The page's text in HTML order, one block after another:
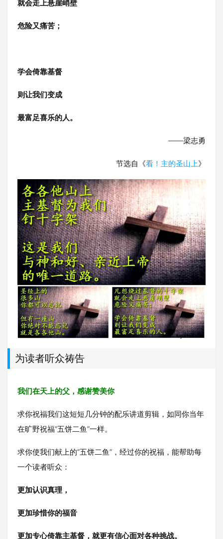
就会走上悬崖峭壁
危险又痛苦；
学会倚靠基督
则让我们变成
最富足喜乐的人。
——梁志勇
节选自《看！主的圣山上》
为读者听众祷告
我们在天上的父，感谢赞美你
求你祝福我们这短短几分钟的配乐讲道剪辑，如同你当年
在旷野祝福“五饼二鱼”一样。
求你使我们献上的“五饼二鱼”，经过你的祝福，能帮助每
一个读者听众：
更加认识真理，
更加珍惜你的福音
更加专心倚靠主基督，就更有信心面对各种挑战。